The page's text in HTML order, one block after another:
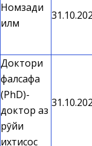
Номзади
илм
Доктори
фалсафа
(PhD)-
доктор аз
рӯйи
ихтисос